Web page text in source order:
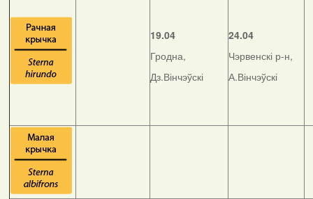
19.04
Гродна,
Дз.Вінчэўскі
24.04
Чэрвенскі р-н,
А.Вінчэўскі